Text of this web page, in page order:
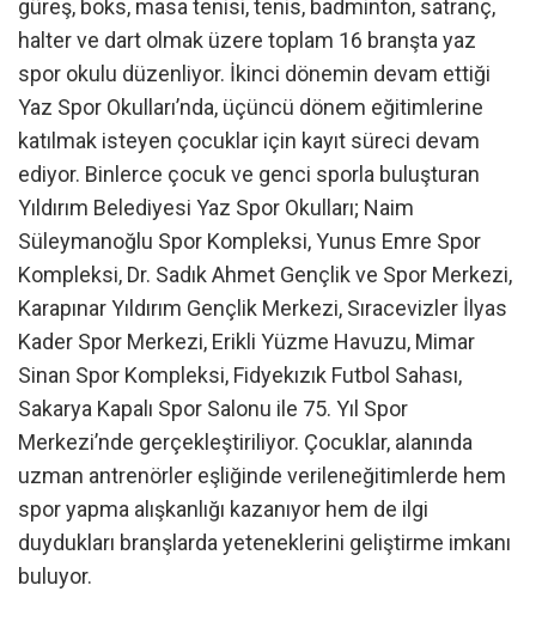
güreş, boks, masa tenisi, tenis, badminton, satranç,
halter ve dart olmak üzere toplam 16 branşta yaz
spor okulu düzenliyor. İkinci dönemin devam ettiği
Yaz Spor Okulları’nda, üçüncü dönem eğitimlerine
katılmak isteyen çocuklar için kayıt süreci devam
ediyor. Binlerce çocuk ve genci sporla buluşturan
Yıldırım Belediyesi Yaz Spor Okulları; Naim
Süleymanoğlu Spor Kompleksi, Yunus Emre Spor
Kompleksi, Dr. Sadık Ahmet Gençlik ve Spor Merkezi,
Karapınar Yıldırım Gençlik Merkezi, Sıracevizler İlyas
Kader Spor Merkezi, Erikli Yüzme Havuzu, Mimar
Sinan Spor Kompleksi, Fidyekızık Futbol Sahası,
Sakarya Kapalı Spor Salonu ile 75. Yıl Spor
Merkezi’nde gerçekleştiriliyor. Çocuklar, alanında
uzman antrenörler eşliğinde verileneğitimlerde hem
spor yapma alışkanlığı kazanıyor hem de ilgi
duydukları branşlarda yeteneklerini geliştirme imkanı
buluyor.